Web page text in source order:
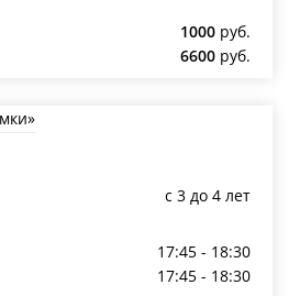
1000 руб.
6600 руб.
c 3 до 4 лет
17:45 - 18:30
17:45 - 18:30